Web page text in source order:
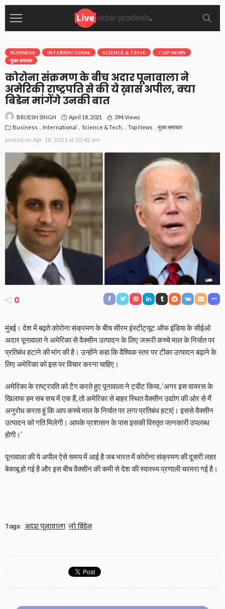
BUSINESS INTERNATIONAL SCIENCE & TECH.
TOP NEWS
मुख्य समाचार
कोरोना संक्रमण के बीच अदार पूनावाला ने
अमेरिकी राष्ट्रपति से की ये ख़ास अपील, क्या
बिडेन मांगेंगे उनकी बात
BRIJESH SINGH April 18, 2021
394 Views
Business
International Science & Tech. Top News मुख्य समाचार
posted on Apr. 18, 2021 at 10:42 am
0
मुंबई। देश में बढ़ते कोरोना संक्रमण के बीच सीरम इंस्टीट्यूट ऑफ इंडिया के सीईओ
अदार पूनावाला ने अमेरिका से वैक्सीन उत्पादन के लिए जरूरी कच्चे माल के निर्यात पर
प्रतिबंध हटाने की मांग की है। उन्होंने कहा कि वैश्विक स्तर पर टीका उत्पादन बढ़ाने के
लिए अमेरिका को इस पर विचार करना चाहिए।
अमेरिका के राष्ट्रपति को टैग करते हुए पूनावाला ने ट्वीट किया, ‘अगर इस वायरस के
खिलाफ हम सब सच में एक हैं, तो अमेरिका से बाहर स्थित वैक्सीन उद्योग की ओर से मैं
अनुरोध करता हूं कि आप कच्चे माल के निर्यात पर लगा प्रतिबंध हटाएं। इससे वैक्सीन
उत्पादन को गति मिलेगी। आपके प्रशासन के पास इसकी विस्तृत जानकारी उपलब्ध
होगी।’
पूनावाला की ये अपील ऐसे समय में आई है जब भारत में कोरोना संक्रमण की दूसरी लहर
बेकाबू हो गई है और इस बीच वैक्सीन की कमी से देश की स्वास्थ्य प्रणाली चरमरा गई है।
Tags: अदार पूनावाला जो बिडेन